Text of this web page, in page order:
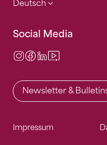
Deutsch
Social Media
Instagram
Facebook
LinkedIn
Newsletter &
Impressum